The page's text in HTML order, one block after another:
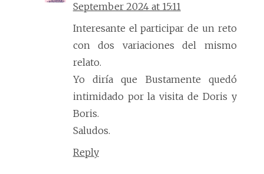
September 2024 at 15:11
Interesante el participar de un reto
con dos variaciones del mismo
relato.
Yo diría que Bustamente quedó
intimidado por la visita de Doris y
Boris.
Saludos.
Reply